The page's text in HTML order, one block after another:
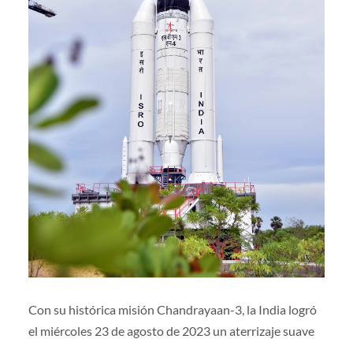
Con su histórica misión Chandrayaan-3, la India logró
el miércoles 23 de agosto de 2023 un aterrizaje suave